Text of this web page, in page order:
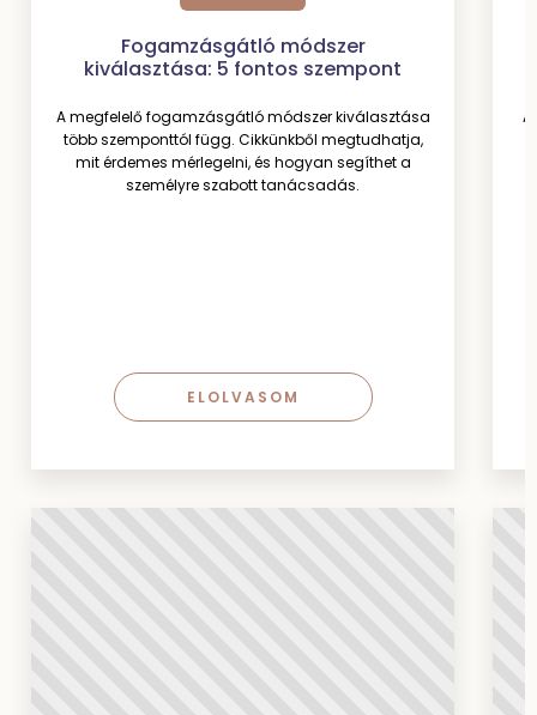
Fogamzásgátló módszer
kiválasztása: 5 fontos szempont
A megfelelő fogamzásgátló módszer kiválasztása
több szemponttól függ. Cikkünkből megtudhatja,
mit érdemes mérlegelni, és hogyan segíthet a
személyre szabott tanácsadás.
ELOLVASOM